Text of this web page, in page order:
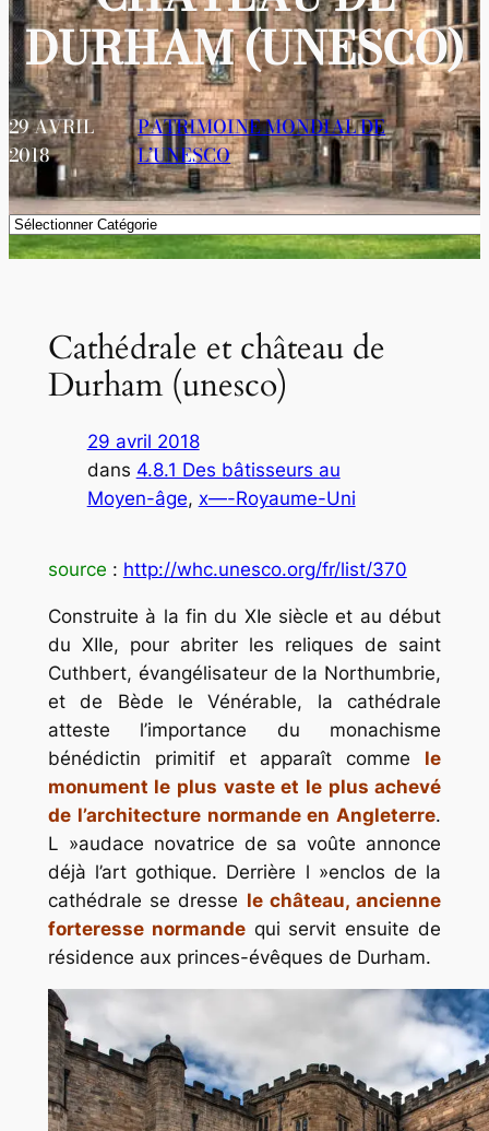
DURHAM (UNESCO)
29 AVRIL
2018
PATRIMOINE MONDIAL DE
L’UNESCO
Catégories
Cathédrale et château de
Durham (unesco)
29 avril 2018
dans 4.8.1 Des bâtisseurs au
Moyen-âge, x—-Royaume-Uni
source : http://whc.unesco.org/fr/list/370
Construite à la fin du XIe siècle et au début
du XIIe, pour abriter les reliques de saint
Cuthbert, évangélisateur de la Northumbrie,
et de Bède le Vénérable, la cathédrale
atteste l’importance du monachisme
bénédictin primitif et apparaît comme le
monument le plus vaste et le plus achevé
de l’architecture normande en Angleterre.
L »audace novatrice de sa voûte annonce
déjà l’art gothique. Derrière l »enclos de la
cathédrale se dresse le château, ancienne
forteresse normandequi servit ensuite de
résidence aux princes-évêques de Durham.